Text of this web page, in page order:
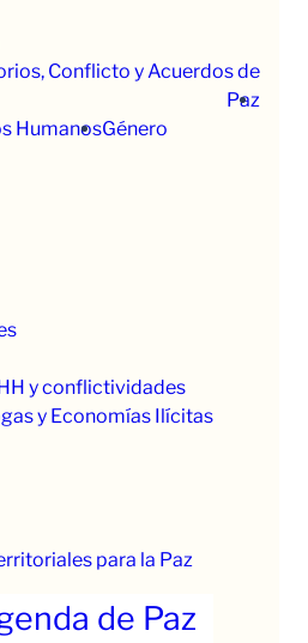
Conflicto y Acuerdos de
Paz
HumanosGénero
y conflictividades
y Economías Ilícitas
para la Paz
de Paz